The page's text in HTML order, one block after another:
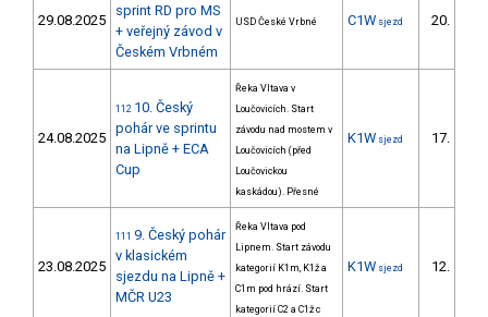
29.08.2025
sprint RD pro MS
+ veřejný závod v
Českém Vrbném
USD České Vrbné C1W sjezd 20.
24.08.2025
112 10. Český
pohár ve sprintu
na Lipně + ECA
Cup
Řeka Vltava v
Loučovicích. Start
závodu nad mostem v
Loučovicích (před
Loučovickou
kaskádou). Přesné
K1W sjezd 17.
23.08.2025
111 9. Český pohár
v klasickém
sjezdu na Lipně +
MČR U23
Řeka Vltava pod
Lipnem. Start závodu
kategorií K1m, K1ž a
C1m pod hrází. Start
kategorií C2 a C1ž c
K1W sjezd 12.